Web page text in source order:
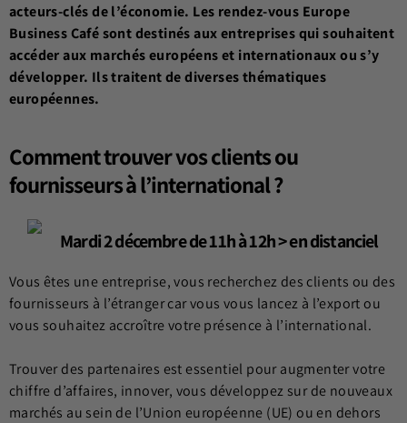
acteurs-clés de l’économie. Les rendez-vous Europe
Business Café sont destinés aux entreprises qui souhaitent
accéder aux marchés européens et internationaux ou s’y
développer. Ils traitent de diverses thématiques
européennes.
Comment trouver vos clients ou
fournisseurs à l’international ?
Mardi 2 décembre de 11h à 12h > en distanciel
Vous êtes une entreprise, vous recherchez des clients ou des
fournisseurs à l’étranger car vous vous lancez à l’export ou
vous souhaitez accroître votre présence à l’international.
Trouver des partenaires est essentiel pour augmenter votre
chiffre d’affaires, innover, vous développez sur de nouveaux
marchés au sein de l’Union européenne (UE) ou en dehors